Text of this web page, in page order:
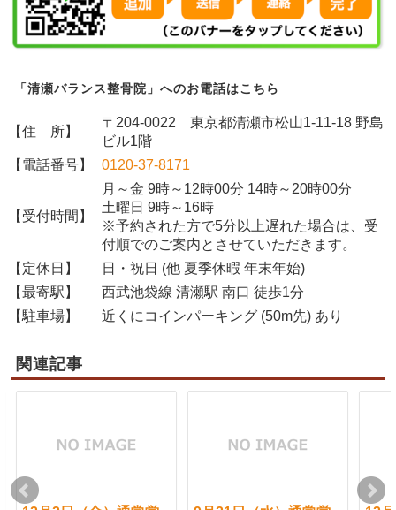
「清瀬バランス整骨院」へのお電話はこちら
【住 所】
〒204-0022 東京都清瀬市松山1-11-18 野島
ビル1階
【電話番号】
0120-37-8171
【受付時間】
月～金 9時～12時00分 14時～20時00分
土曜日 9時～16時
※予約された方で5分以上遅れた場合は、受
付順でのご案内とさせていただきます。
【定休日】
日・祝日 (他 夏季休暇 年末年始)
【最寄駅】
西武池袋線 清瀬駅 南口 徒歩1分
【駐車場】
近くにコインパーキング (50m先) あり
関連記事